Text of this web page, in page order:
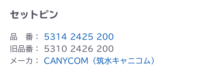
セットピン
品 番：
5314 2425 200
旧品番：
5310 2426 200
メーカ： CANYCOM（筑水キャニコム）